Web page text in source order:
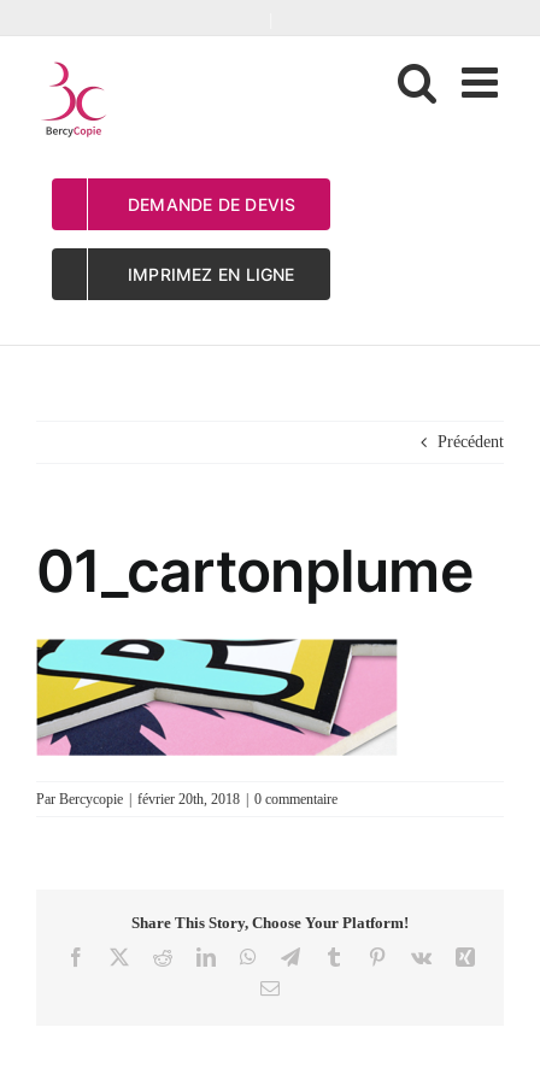
au
DEMANDE DE DEVIS
IMPRIMEZ EN LIGNE
Précédent
01_cartonplume
Par Bercycopie février 20th, 2018 0 commentaire
Share This Story, Choose Your Platform!
Facebook RedditLinkedInWhatsApp
TelegramTumblr Pinterest
Vk
Email